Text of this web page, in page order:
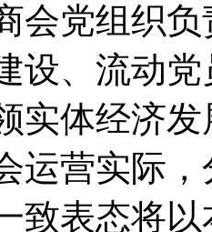
会党组织
设、流动
实体经济
运营实际
致表态将